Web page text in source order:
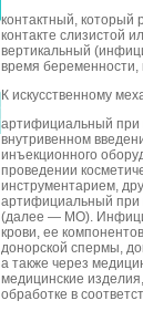
контактный, который
контакте слизистой
вертикальный
время беременности,
К искусственному
артифициальный при
внутривенном
инъекционного
проведении
инструментарием,
артифициальный при
(далее — МО).
крови, ее
донорской спермы,
а также через
медицинские
обработке в